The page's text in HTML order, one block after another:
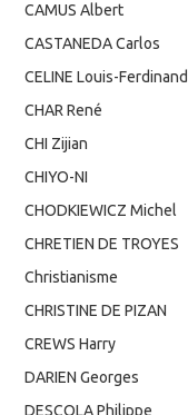
CAMUS Albert
CASTANEDA Carlos
CELINE Louis-Ferdinand
CHAR René
CHI Zijian
CHIYO-NI
CHODKIEWICZ Michel
CHRETIEN DE TROYES
Christianisme
CHRISTINE DE PIZAN
CREWS Harry
DARIEN Georges
DESCOLA Philippe